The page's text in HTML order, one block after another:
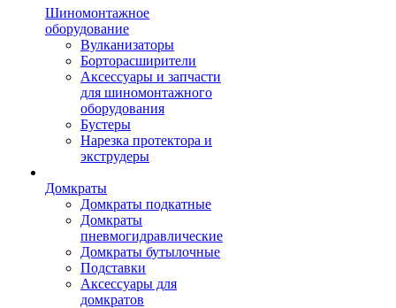
Шиномонтажное
оборудование
Вулканизаторы
Борторасширители
Аксессуары и запчасти
для шиномонтажного
оборудования
Бустеры
Нарезка протектора и
экструдеры
Домкраты
Домкраты подкатные
Домкраты
пневмогидравлические
Домкраты бутылочные
Подставки
Аксессуары для
домкратов